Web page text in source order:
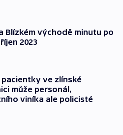
Blízkém východě minutu po
2023
pacientky ve zlínské
může personál,
viníka ale policisté